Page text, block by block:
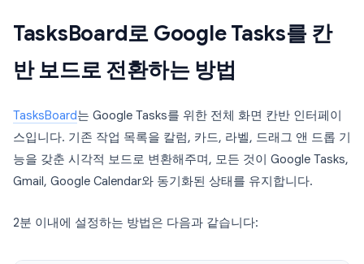
TasksBoard로 Google Tasks를 칸
반 보드로 전환하는 방법
TasksBoard는 Google Tasks를 위한 전체 화면 칸반 인터페이
스입니다. 기존 작업 목록을 칼럼, 카드, 라벨, 드래그 앤 드롭 기
능을 갖춘 시각적 보드로 변환해주며, 모든 것이 Google Tasks,
Gmail, Google Calendar와 동기화된 상태를 유지합니다.
2분 이내에 설정하는 방법은 다음과 같습니다: